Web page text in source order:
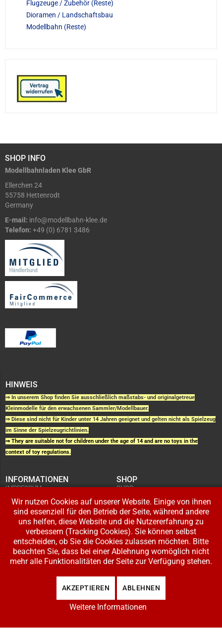
Flugzeuge / Zubehör (Reste)
Dioramen / Landschaftsbau
Modellbahn (Reste)
SHOP INFO
Modellbahnladen Klee GbR
Ellerchen 24
55758 Hettenrodt
Germany
E-mail: info@modellbahn-klee.de
Telefon: +49 (0) 6781 3486
HINWEIS
⇒ In unserem Shop finden Sie ausschließlich maßstabs- und originalgetreue
Kleinmodelle für den erwachsenen Sammler/Modellbauer.
⇒ Diese sind nicht für Kinder unter 14 Jahren geeignet und gelten nicht als Spielzeug
im Sinne der Spielzeugrichtlinien.
⇒ They are suitable not for children under the age of 14 and are no toys in the
context of toy regulations.
INFORMATIONEN
IMPRESSUM
KUNDENINFORMATIONEN
WIDERRUFSRECHT
DATENSCHUTZERKLÄRUNG
ZAHLUNG UND VERSAND
SHOP
SHOP
BESTELLUNGEN
ADRESSE BEARBEITEN
IHR KONTO
LOGIN
REGISTRIEREN
Copyright © 2026 Modellbahnladen Klee GbR. Alle Rechte vorbehalten. Design:
Wir nutzen Cookies auf unserer Website. Einige von ihnen
sind essenziell für den Betrieb der Seite, während andere
uns helfen, diese Website und die Nutzererfahrung zu
verbessern (Tracking Cookies). Sie können selbst
entscheiden, ob Sie die Cookies zulassen möchten. Bitte
beachten Sie, dass bei einer Ablehnung womöglich nicht
mehr alle Funktionalitäten der Seite zur Verfügung stehen.
AKZEPTIEREN ABLEHNEN
Weitere Informationen